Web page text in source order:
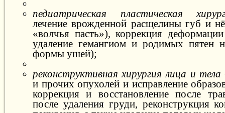
педиатрическая пластическая
лечение врожденной расщелины губ и
«волчья пасть»), коррекция
удаление гемангиом и родимых пятен
формы ушей);
реконструктивная хирургия лица и тела
и прочих опухолей и исправление
коррекция и восстановление после
после удаления груди, реконструкция